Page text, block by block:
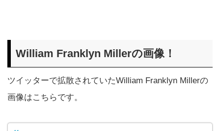
William Franklyn Millerの画像！
ツイッターで拡散されていたWilliam Franklyn Millerの
画像はこちらです。